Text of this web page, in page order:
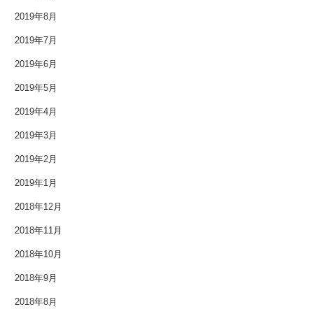
2019年8月
2019年7月
2019年6月
2019年5月
2019年4月
2019年3月
2019年2月
2019年1月
2018年12月
2018年11月
2018年10月
2018年9月
2018年8月